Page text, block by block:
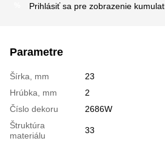
Prihlásiť sa pre zobrazenie
Parametre
Šírka, mm
23
Hrúbka, mm
2
Číslo dekoru
2686W
Štruktúra
materiálu
33